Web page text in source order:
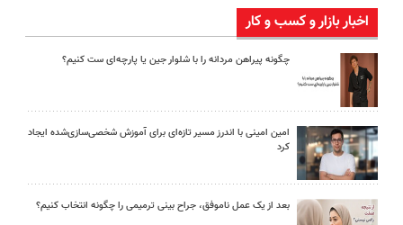
اخبار بازار و کسب و کار
چگونه پیراهن مردانه را با شلوار جین یا پارچه‌ای ست کنیم؟
امین امینی با اندرز مسیر تازه‌ای برای آموزش شخصی‌سازی‌شده ایجاد
کرد
بعد از یک عمل ناموفق، جراح بینی ترمیمی را چگونه انتخاب کنیم؟